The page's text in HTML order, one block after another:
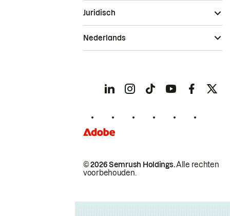
© 2026 Semrush Holdings.Alle rechten
voorbehouden.
Juridisch
Nederlands